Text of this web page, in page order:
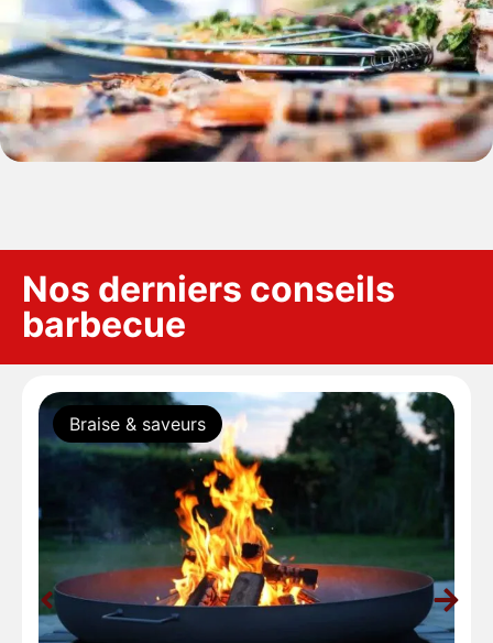
Nos derniers conseils
barbecue
Braise & saveurs